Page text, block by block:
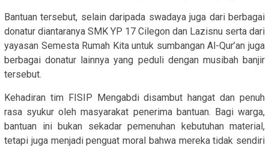
Bantuan tersebut, selain daripada swadaya juga dari berbagai
donatur diantaranya SMK YP 17 Cilegon dan Lazisnu serta dari
yayasan Semesta Rumah Kita untuk sumbangan Al-Qur’an juga
berbagai donatur lainnya yang peduli dengan musibah banjir
tersebut.
Kehadiran tim FISIP Mengabdi disambut hangat dan penuh
rasa syukur oleh masyarakat penerima bantuan. Bagi warga,
bantuan ini bukan sekadar pemenuhan kebutuhan material,
tetapi juga menjadi penguat moral bahwa mereka tidak sendiri